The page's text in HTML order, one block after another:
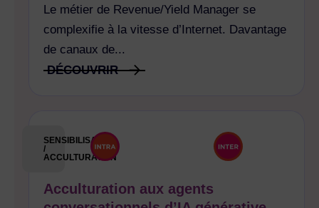
Le métier de Revenue/Yield Manager se
complexifie à la vitesse d’Internet. Davantage
de canaux de...
DÉCOUVRIR
SENSIBILISATION
/
ACCULTURATION
Acculturation aux agents